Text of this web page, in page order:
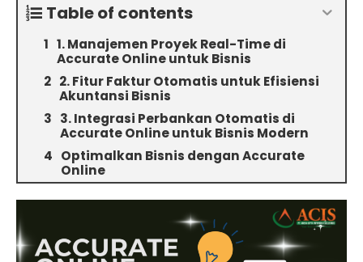
Table of contents
1. Manajemen Proyek Real-Time di
Accurate Online untuk Bisnis
2. Fitur Faktur Otomatis untuk Efisiensi
Akuntansi Bisnis
3. Integrasi Perbankan Otomatis di
Accurate Online untuk Bisnis Modern
Optimalkan Bisnis dengan Accurate
Online